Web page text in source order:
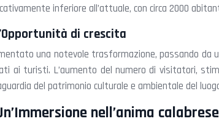
inferiore all’attuale, con circa 2000
di crescita
una notevole trasformazione, passando
ai turisti. L’aumento del numero di visitatori,
del patrimonio culturale e ambientale del
nell’anima calabrese